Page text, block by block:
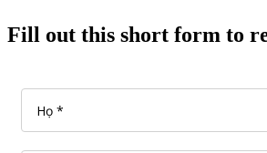
Fill out this short form to